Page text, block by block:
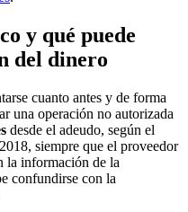
y qué puede
del dinero
cuanto antes y de forma
una operación no autorizada
desde el adeudo, según el
siempre que el proveedor
la información de la
confundirse con la